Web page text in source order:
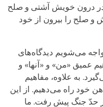
در درون خویش آشتی و صلح
و صلح را بیرون از خود
می‌شویم دیدگاه‌های
عمیق «من» و «آنها» و
به علاوه، مفاهیم
خود راه می‌دهیم. از این
حدّ جنگ پیش رفت. ما